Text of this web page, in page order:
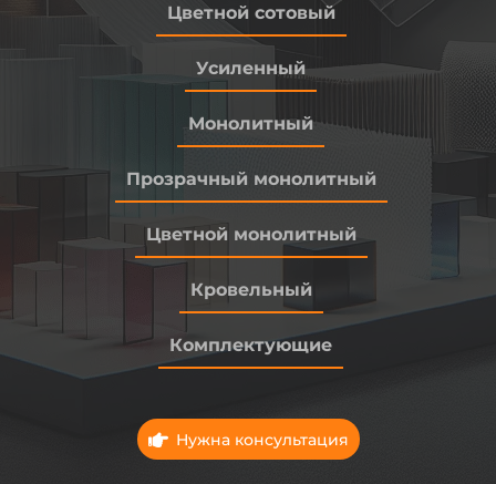
Цветной сотовый
Усиленный
Монолитный
Прозрачный монолитный
Цветной монолитный
Кровельный
Комплектующие
Нужна консультация